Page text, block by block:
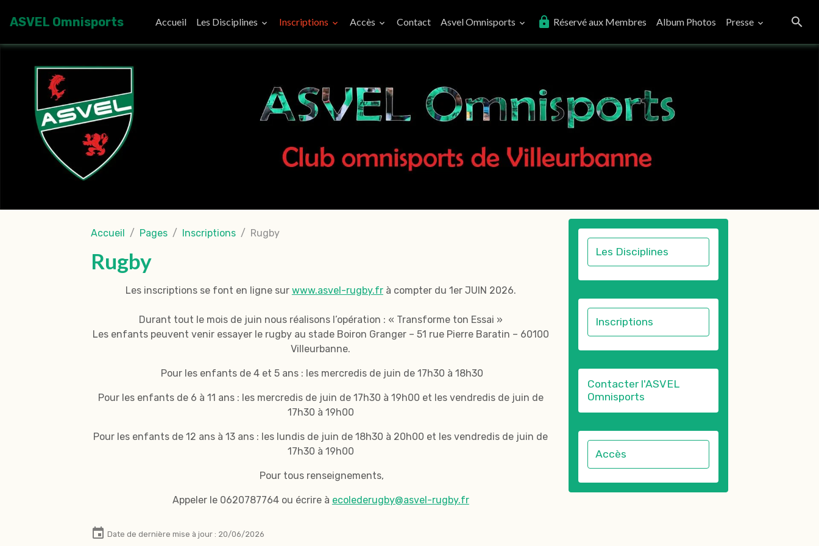
ASVEL Omnisports Accueil Les Disciplines Inscriptions Accès Contact Asvel Omnisports Réservé aux Membres Album Photos Presse
Accueil Pages Inscriptions Rugby
Rugby
Les inscriptions se font en ligne sur www.asvel-rugby.frà compter du 1er JUIN 2026.
Durant tout le mois de juin nous réalisons l’opération : « Transforme ton Essai »
Les enfants peuvent venir essayer le rugby au stade Boiron Granger – 51 rue Pierre Baratin – 60100
Villeurbanne.
Pour les enfants de 4 et 5 ans : les mercredis de juin de 17h30 à 18h30
Pour les enfants de 6 à 11 ans : les mercredis de juin de 17h30 à 19h00 et les vendredis de juin de
17h30 à 19h00
Pour les enfants de 12 ans à 13 ans : les lundis de juin de 18h30 à 20h00 et les vendredis de juin de
17h30 à 19h00
Pour tous renseignements,
Appeler le 0620787764 ou écrire à ecolederugby@asvel-rugby.fr
Date de dernière mise à jour : 20/06/2026
Les Disciplines
Inscriptions
Contacter l'ASVEL
Omnisports
Accès